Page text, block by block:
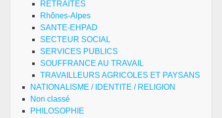
RETRAITES
Rhônes-Alpes
SANTE-EHPAD
SECTEUR SOCIAL
SERVICES PUBLICS
SOUFFRANCE AU TRAVAIL
TRAVAILLEURS AGRICOLES ET PAYSANS
NATIONALISME / IDENTITE / RELIGION
Non classé
PHILOSOPHIE